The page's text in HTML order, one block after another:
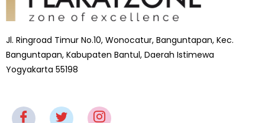
Jl. Ringroad Timur No.10, Wonocatur, Banguntapan, Kec.
Banguntapan, Kabupaten Bantul, Daerah Istimewa
Yogyakarta 55198